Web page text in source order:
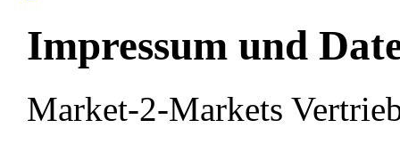
Impressum und
Market-2-Markets